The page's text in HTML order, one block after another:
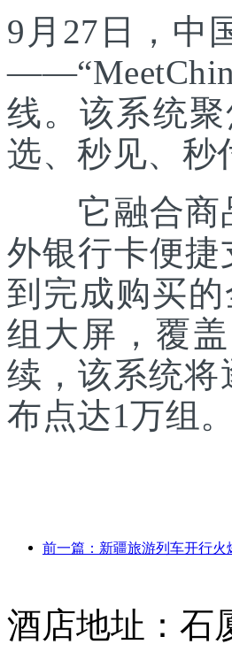
9月27日，中
线。该系统
选、秒见、秒
它融合商品
外银行卡便
到完成购买
组大屏，覆
续，该系统将
布点达1万组。
酒店地址：石